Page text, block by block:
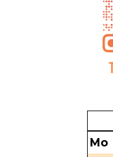
Mo